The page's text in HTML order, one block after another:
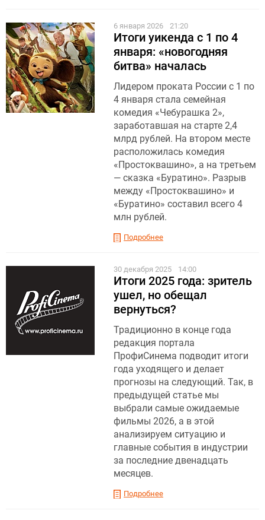
6 января 2026 21:20
Итоги уикенда с 1 по 4
января: «новогодняя
битва» началась
Лидером проката России с 1 по
4 января стала семейная
комедия «Чебурашка 2»,
заработавшая на старте 2,4
млрд рублей. На втором месте
расположилась комедия
«Простоквашино», а на третьем
— сказка «Буратино». Разрыв
между «Простоквашино» и
«Буратино» составил всего 4
млн рублей.
Подробнее
30 декабря 2025 14:00
Итоги 2025 года: зритель
ушел, но обещал
вернуться?
Традиционно в конце года
редакция портала
ПрофиСинема подводит итоги
года уходящего и делает
прогнозы на следующий. Так, в
предыдущей статье мы
выбрали самые ожидаемые
фильмы 2026, а в этой
анализируем ситуацию и
главные события в индустрии
за последние двенадцать
месяцев.
Подробнее